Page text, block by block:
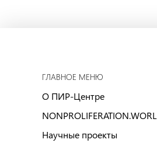
ГЛАВНОЕ МЕНЮ
О ПИР-Центре
Научные проекты